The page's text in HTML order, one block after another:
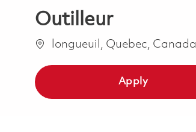
Outilleur
Location
longueuil, Quebec, Canada
Apply